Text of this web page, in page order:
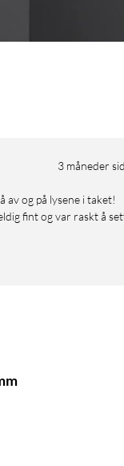
3 måneder
fint og var raskt å